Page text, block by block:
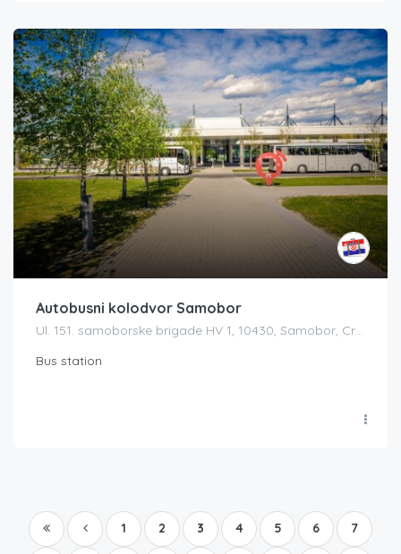
Autobusni kolodvor Samobor
Bus station
1 2 3 4 5 6 7